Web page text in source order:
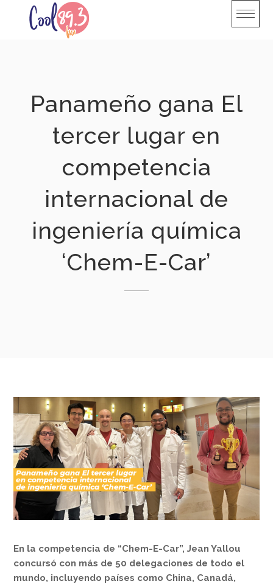
Panameño gana El
tercer lugar en
competencia
internacional de
ingeniería química
‘Chem-E-Car’
En la competencia de “Chem-E-Car”,Jean Yallou
concursó con más de 50 delegaciones de todo el
mundo, incluyendo países como China, Canadá,